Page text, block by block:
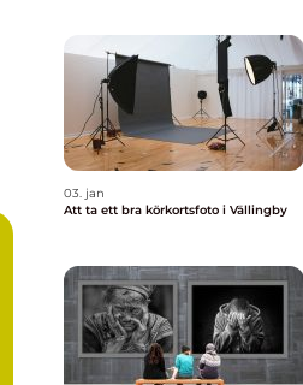
03. jan
Att ta ett bra körkortsfoto i Vällingby